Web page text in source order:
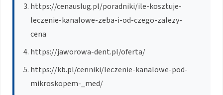
https://cenauslug.pl/poradniki/ile-kosztuje-
leczenie-kanalowe-zeba-i-od-czego-zalezy-
cena
https://jaworowa-dent.pl/oferta/
https://kb.pl/cenniki/leczenie-kanalowe-pod-
mikroskopem-_med/